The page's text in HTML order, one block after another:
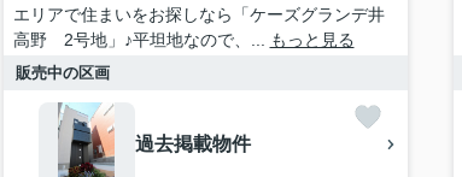
エリアで住まいをお探しなら「ケーズグランデ井
高野 2号地」♪平坦地なので、...
もっと見る
販売中の区画
過去掲載物件